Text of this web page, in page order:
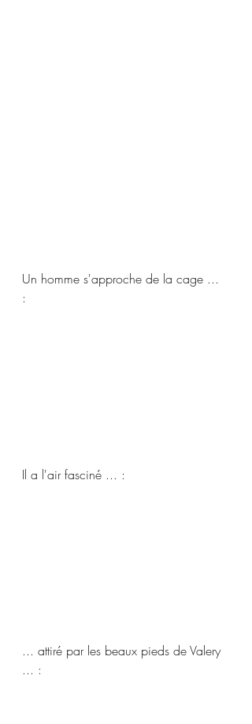
Un homme s'approche de la cage ...
:
Il a l'air fasciné ... :
... attiré par les beaux pieds de Valery
... :